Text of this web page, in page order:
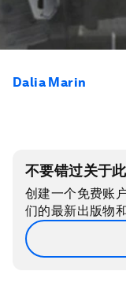
Dalia Marin
不要错过关于
创建一个免费账
们的最新出版物